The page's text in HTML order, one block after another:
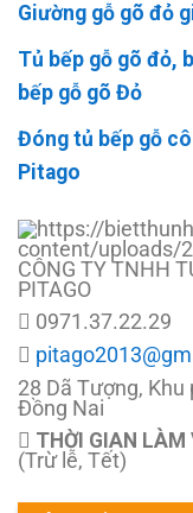
Giường gỗ gõ đỏ
Tủ bếp gỗ gõ đỏ,
bếp gỗ gõ Đỏ
Đóng tủ bếp gỗ
Pitago
CÔNG TY TNHH
PITAGO
0971.37.22.29
28 Dã Tượng, Khu
Đồng Nai
THỜI GIAN LÀM
(Trừ lễ, Tết)